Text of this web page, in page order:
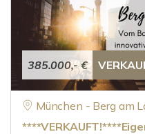
385.000,- €
München - Berg am